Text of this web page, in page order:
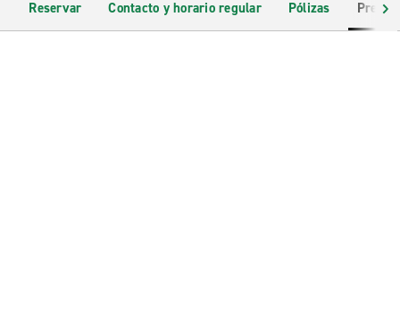
Reservar Contacto y horario regular Pólizas